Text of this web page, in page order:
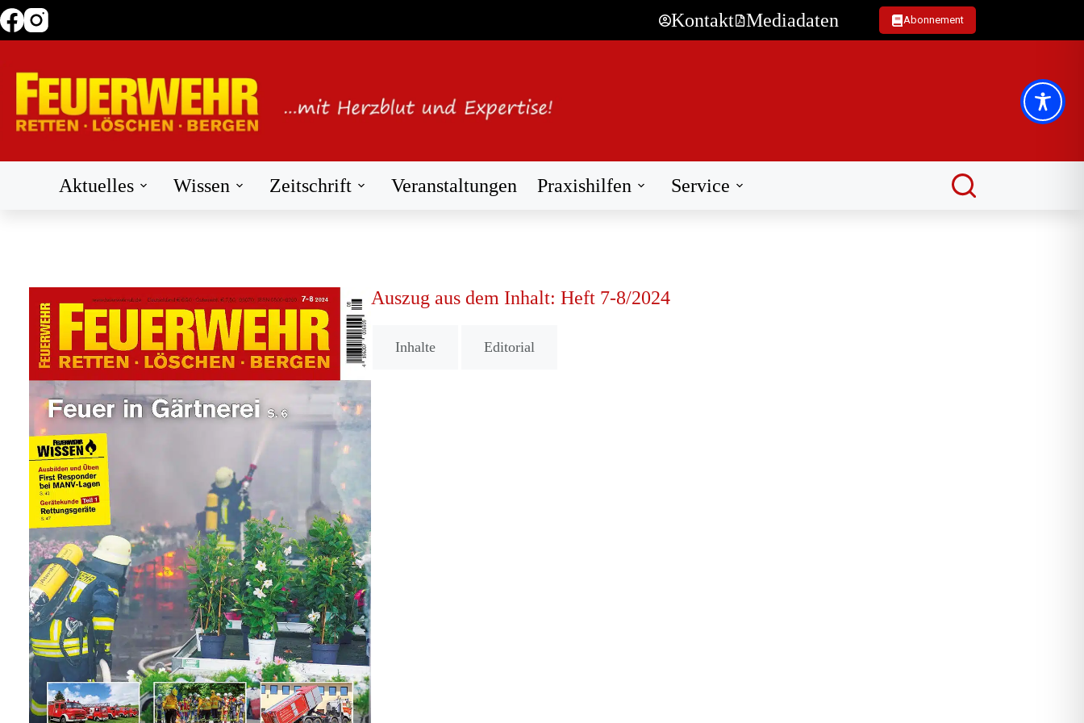
Zum
Inhalt
Kontakt Mediadaten Abonnement
Aktuelles Wissen Zeitschrift Veranstaltungen Praxishilfen Service
Auszug aus dem Inhalt: Heft 7-8/2024
Inhalte Editorial